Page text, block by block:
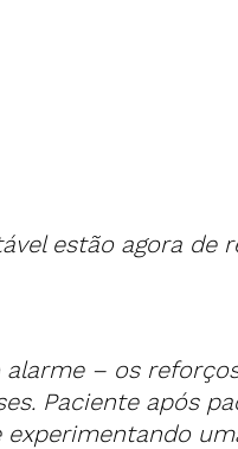
estão agora de
alarme – os
Paciente após